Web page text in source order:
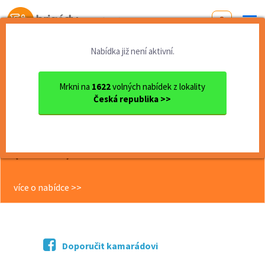
Od první brigády
Nabídka již není aktivní.
Mrkni na 1622volných nabídek z lokality
Česká republika >>
okres Pelhřimov
Dlouhodobá brigáda – ranní ...
Dlouhodobá brigáda – ranní směny
(A12931)
více o nabídce >>
Doporučit kamarádovi